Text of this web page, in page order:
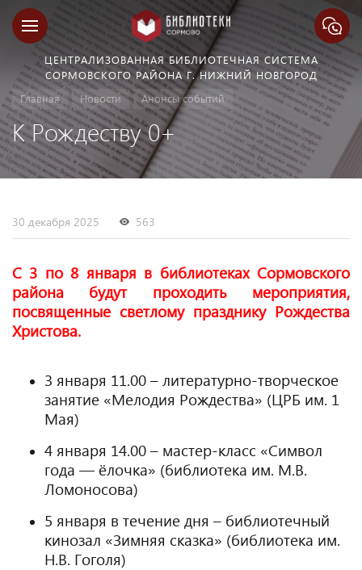
ЦЕНТРАЛИЗОВАННАЯ БИБЛИОТЕЧНАЯ СИСТЕМА
СОРМОВСКОГО РАЙОНА Г. НИЖНИЙ НОВГОРОД
Главная
Новости Анонсы событий
К Рождеству 0+
30 декабря 2025 563
С 3 по 8 января в библиотеках Сормовского
района будут проходить мероприятия,
посвященные светлому празднику Рождества
Христова.
3 января 11.00 – литературно-творческое
занятие «Мелодия Рождества» (ЦРБ им. 1
Мая)
4 января 14.00 – мастер-класс «Символ
года — ёлочка» (библиотека им. М.В.
Ломоносова)
5 января в течение дня – библиотечный
кинозал «Зимняя сказка» (библиотека им.
Н.В. Гоголя)